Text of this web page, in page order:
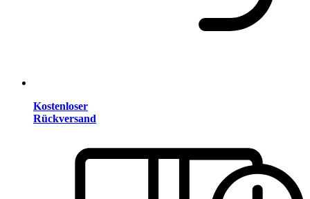
Kostenloser
Rückversand